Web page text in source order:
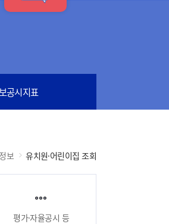
공시지표
보 유치원·어린이집 조회
평가·자율공시 등